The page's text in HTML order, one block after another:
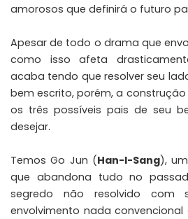
amorosos que definirá o futuro
Apesar de todo o drama que
como isso afeta
acaba tendo que resolver seu
bem escrito, porém, a
os três possíveis pais de seu
desejar.
Temos Go Jun (Han-I-Sang),
que abandona tudo no
segredo não resolvido com
envolvimento nada